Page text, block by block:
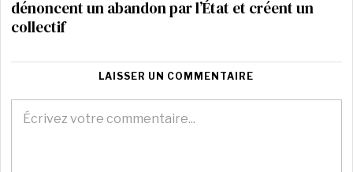
dénoncent un abandon par l’État et créent un
collectif
LAISSER UN COMMENTAIRE